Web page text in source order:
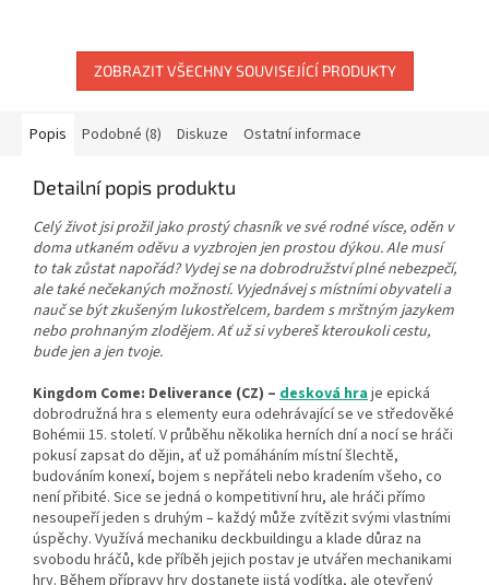
ZOBRAZIT VŠECHNY SOUVISEJÍCÍ PRODUKTY
Popis Podobné (8) Diskuze Ostatní informace
Detailní popis produktu
Celý život jsi prožil jako prostý chasník ve své rodné vísce, oděn v
doma utkaném oděvu a vyzbrojen jen prostou dýkou. Ale musí
to tak zůstat napořád? Vydej se na dobrodružství plné nebezpečí,
ale také nečekaných možností. Vyjednávej s místními obyvateli a
nauč se být zkušeným lukostřelcem, bardem s mrštným jazykem
nebo prohnaným zlodějem. Ať už si vybereš kteroukoli cestu,
bude jen a jen tvoje.
Kingdom Come: Deliverance (CZ) – desková hra je epická
dobrodružná hra s elementy eura odehrávající se ve středověké
Bohémii 15. století. V průběhu několika herních dní a nocí se hráči
pokusí zapsat do dějin, ať už pomáháním místní šlechtě,
budováním konexí, bojem s nepřáteli nebo kradením všeho, co
není přibité. Sice se jedná o kompetitivní hru, ale hráči přímo
nesoupeří jeden s druhým – každý může zvítězit svými vlastními
úspěchy. Využívá mechaniku deckbuildingu a klade důraz na
svobodu hráčů, kde příběh jejich postav je utvářen mechanikami
hry. Během přípravy hry dostanete jistá vodítka, ale otevřený